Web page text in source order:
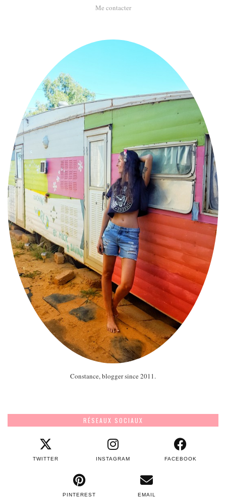
Me contacter
Constance, blogger since 2011.
RÉSEAUX SOCIAUX
TWITTER INSTAGRAM FACEBOOK
PINTEREST EMAIL